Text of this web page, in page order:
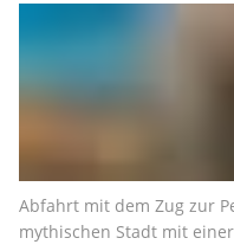
Abfahrt mit dem Zug zur
mythischen Stadt mit